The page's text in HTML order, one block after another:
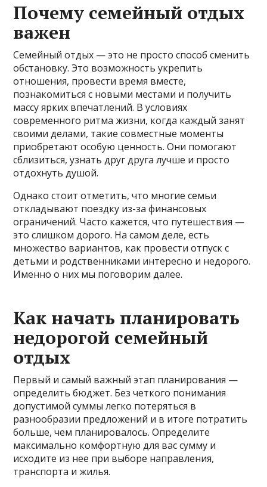
Почему семейный отдых
важен
Семейный отдых — это не просто способ сменить
обстановку. Это возможность укрепить
отношения, провести время вместе,
познакомиться с новыми местами и получить
массу ярких впечатлений. В условиях
современного ритма жизни, когда каждый занят
своими делами, такие совместные моменты
приобретают особую ценность. Они помогают
сблизиться, узнать друг друга лучше и просто
отдохнуть душой.
Однако стоит отметить, что многие семьи
откладывают поездку из-за финансовых
ограничений. Часто кажется, что путешествия —
это слишком дорого. На самом деле, есть
множество вариантов, как провести отпуск с
детьми и родственниками интересно и недорого.
Именно о них мы поговорим далее.
Как начать планировать
недорогой семейный
отдых
Первый и самый важный этап планирования —
определить бюджет. Без четкого понимания
допустимой суммы легко потеряться в
разнообразии предложений и в итоге потратить
больше, чем планировалось. Определите
максимально комфортную для вас сумму и
исходите из нее при выборе направления,
транспорта и жилья.